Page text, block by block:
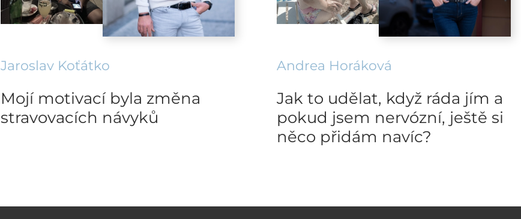
Jaroslav Koťátko
Mojí motivací byla změna
stravovacích návyků
Andrea Horáková
Jak to udělat, když ráda jím a
pokud jsem nervózní, ještě si
něco přidám navíc?